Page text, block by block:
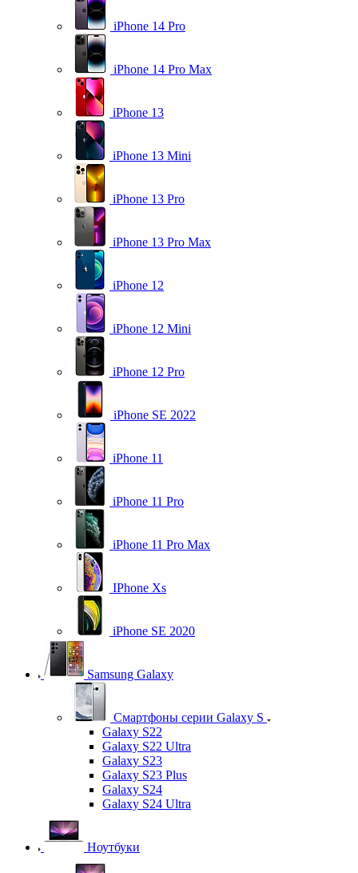
iPhone 14 Pro
iPhone 14 Pro Max
iPhone 13
iPhone 13 Mini
iPhone 13 Pro
iPhone 13 Pro Max
iPhone 12
iPhone 12 Mini
iPhone 12 Pro
iPhone SE 2022
iPhone 11
iPhone 11 Pro
iPhone 11 Pro Max
IPhone Xs
iPhone SE 2020
Samsung Galaxy
Смартфоны серии Galaxy S
Galaxy S22
Galaxy S22 Ultra
Galaxy S23
Galaxy S23 Plus
Galaxy S24
Galaxy S24 Ultra
Ноутбуки